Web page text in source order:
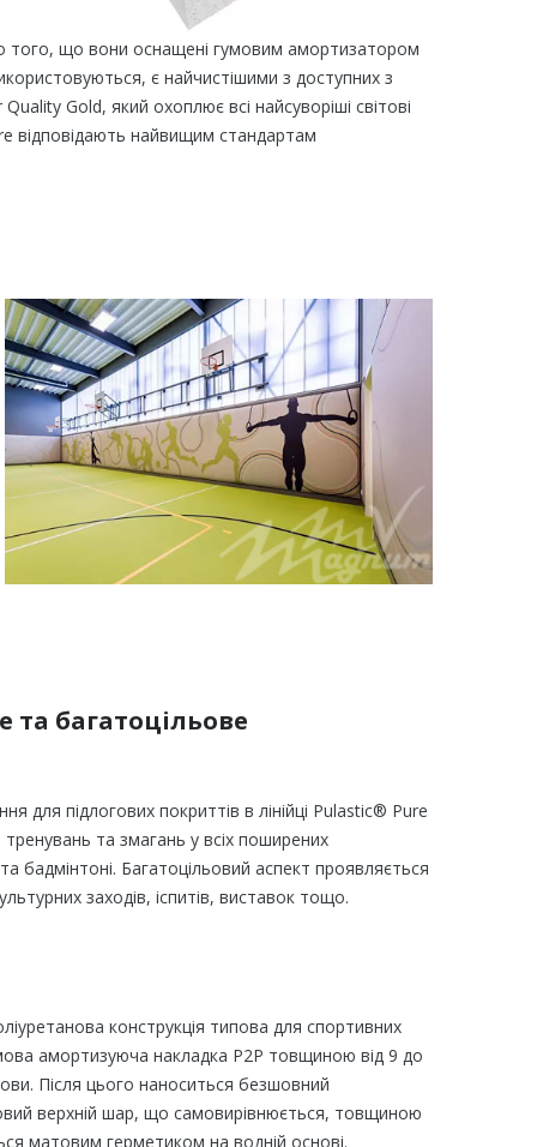
того, що вони оснащені гумовим амортизатором
є найчистішими з доступних з
Gold, який охоплює всі найсуворіші світові
відповідають найвищим стандартам
багатоцільове
для підлогових покриттів в лінійці Pulastic® Pure
тренувань та змагань у всіх поширених
бадмінтоні. Багатоцільовий аспект проявляється
заходів, іспитів, виставок тощо.
конструкція типова для спортивних
амортизуюча накладка P2P товщиною від 9 до
Після цього наноситься безшовний
верхній шар, що самовирівнюється, товщиною
матовим герметиком на водній основі.